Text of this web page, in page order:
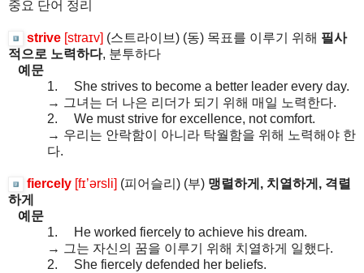
중요 단어 정리
strive [straɪv] (스트라이브) (동) 목표를 이루기 위해 필사
적으로 노력하다, 분투하다
예문
1.
She strives to become a better leader every day.
→ 그녀는 더 나은 리더가 되기 위해 매일 노력한다.
2.
We must strive for excellence, not comfort.
→ 우리는 안락함이 아니라 탁월함을 위해 노력해야 한
다.
fiercely [fɪ’ərsli] (피어슬리 ) (부) 맹렬하게 , 치열하게 , 격렬
하게
예문
1.
He worked fiercely to achieve his dream.
→ 그는 자신의 꿈을 이루기 위해 치열하게 일했다.
2.
She fiercely defended her beliefs.